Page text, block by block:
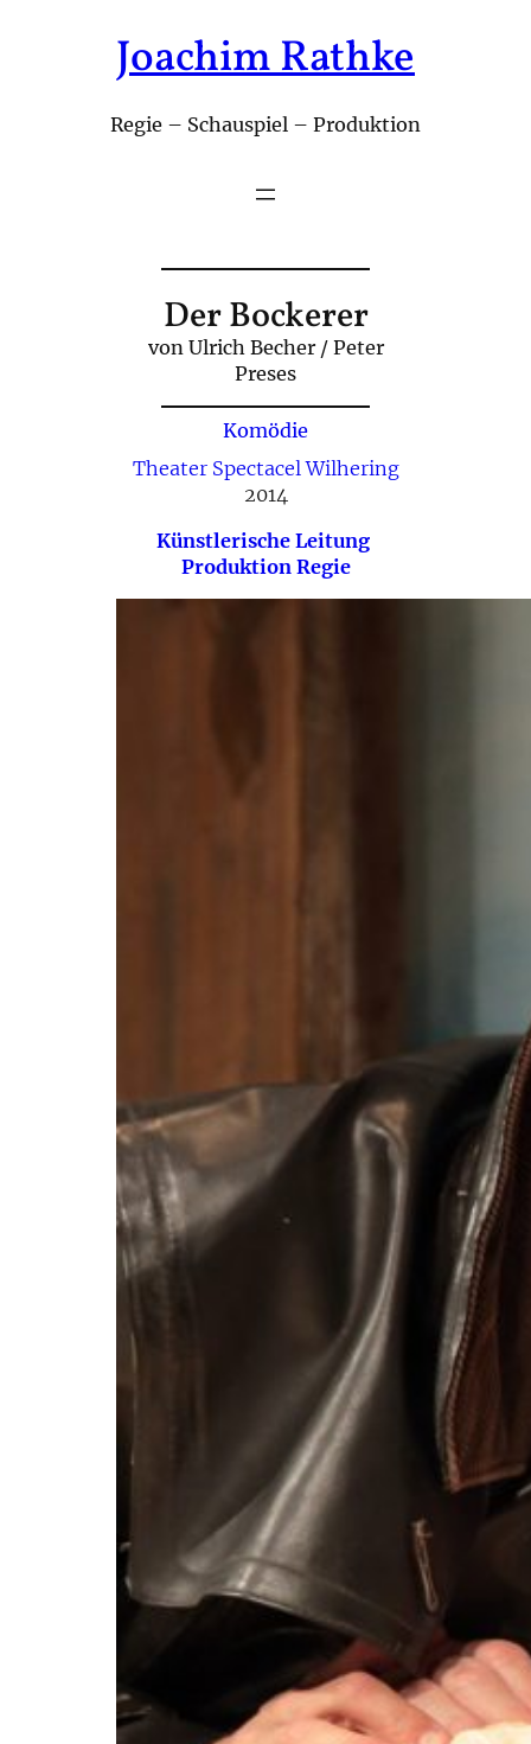
Joachim Rathke
Regie – Schauspiel – Produktion
Der Bockerer
von Ulrich Becher / Peter
Preses
Komödie
Theater Spectacel Wilhering
2014
Künstlerische Leitung
Produktion Regie